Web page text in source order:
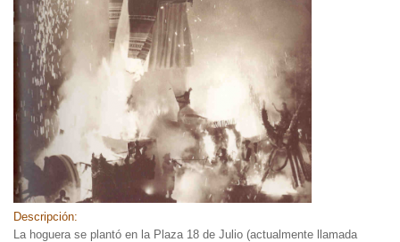
Descripción:
La hoguera se plantó en la Plaza 18 de Julio (actualmente llamada